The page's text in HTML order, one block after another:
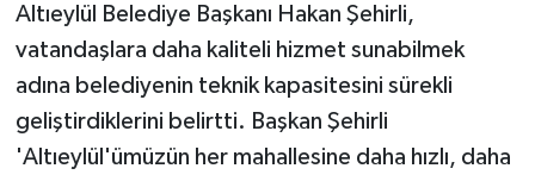
Altıeylül Belediye Başkanı Hakan Şehirli,
vatandaşlara daha kaliteli hizmet sunabilmek
adına belediyenin teknik kapasitesini sürekli
geliştirdiklerini belirtti. Başkan Şehirli
'Altıeylül'ümüzün her mahallesine daha hızlı, daha
YAŞAM
YEREL
Yerel Haberler